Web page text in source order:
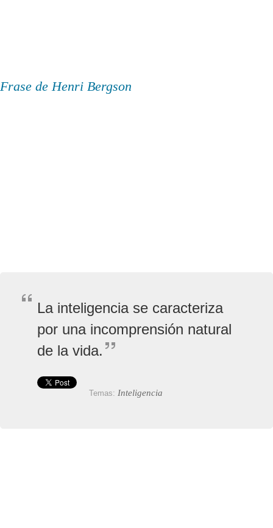
Frase de Henri Bergson
La inteligencia se caracteriza
por una incomprensión natural
de la vida.
Temas: Inteligencia